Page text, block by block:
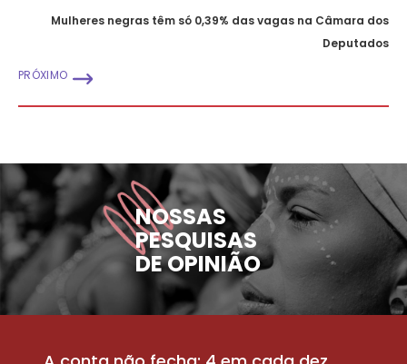
Mulheres negras têm só 0,39% das vagas na Câmara dos
Deputados
PRÓXIMO
NOSSAS
PESQUISAS
DE OPINIÃO